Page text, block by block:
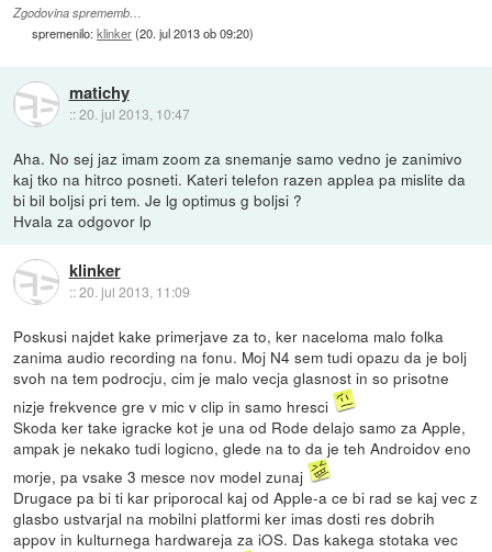
Zgodovina sprememb…
spremenilo:klinker(20. jul 2013 ob 09:20)
matichy
::20. jul 2013, 10:47
Aha. No sej jaz imam zoom za snemanje samo vedno je zanimivo
kaj tko na hitrco posneti. Kateri telefon razen applea pa mislite da
bi bil boljsi pri tem. Je lg optimus g boljsi ?
Hvala za odgovor lp
klinker
::20. jul 2013, 11:09
Poskusi najdet kake primerjave za to, ker naceloma malo folka
zanima audio recording na fonu. Moj N4 sem tudi opazu da je bolj
svoh na tem podrocju, cim je malo vecja glasnost in so prisotne
nizje frekvence gre v mic v clip in samo hresci
Skoda ker take igracke kot je una od Rode delajo samo za Apple,
ampak je nekako tudi logicno, glede na to da je teh Androidov eno
morje, pa vsake 3 mesce nov model zunaj
Drugace pa bi ti kar priporocal kaj od Apple-a ce bi rad se kaj vec z
glasbo ustvarjal na mobilni platformi ker imas dosti res dobrih
appov in kulturnega hardwareja za iOS. Das kakega stotaka vec